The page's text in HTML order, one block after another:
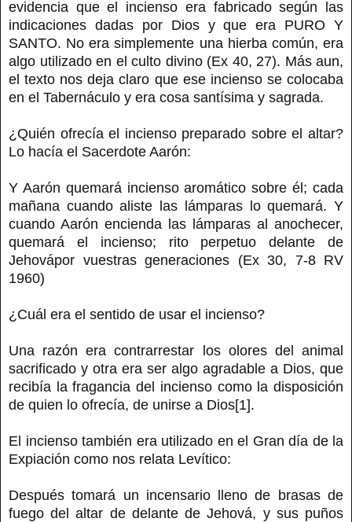
evidencia que el incienso era fabricado según las
indicaciones dadas por Dios y que era PURO Y
SANTO. No era simplemente una hierba común, era
algo utilizado en el culto divino (Ex 40, 27). Más aun,
el texto nos deja claro que ese incienso se colocaba
en el Tabernáculo y era cosa santísima y sagrada.
¿Quién ofrecía el incienso preparado sobre el altar?
Lo hacía el Sacerdote Aarón:
Y Aarón quemará incienso aromático sobre él; cada
mañana cuando aliste las lámparas lo quemará. Y
cuando Aarón encienda las lámparas al anochecer,
quemará el incienso; rito perpetuo delante de
Jehovápor vuestras generaciones (Ex 30, 7-8 RV
1960)
¿Cuál era el sentido de usar el incienso?
Una razón era contrarrestar los olores del animal
sacrificado y otra era ser algo agradable a Dios, que
recibía la fragancia del incienso como la disposición
de quien lo ofrecía, de unirse a Dios[1].
El incienso también era utilizado en el Gran día de la
Expiación como nos relata Levítico:
Después tomará un incensario lleno de brasas de
fuego del altar de delante de Jehová, y sus puños